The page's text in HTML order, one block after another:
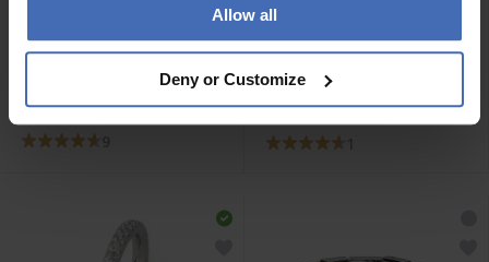
Allow all
Deny or Customize
CHF 109.00
Maserati JW Armband -
JM419ASC01
Fossil Bracelet Vintage
Casual - JF03098001